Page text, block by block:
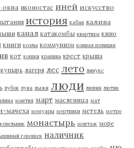
окна иконостас иней искусство
история кабан калина
канал катакомбы квартира кино
книги козлы коммунизм конная полиция
кот кошки крапива крест крыша
купырь лагеря лес лето линукс
лубок луна лыжи люди люпин лютик
мантия март масленица мат
мачеха мемуары мертвяки метель метро
монастырь монтаж море
горошек наличник